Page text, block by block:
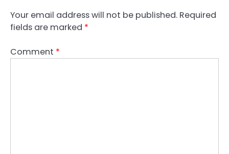
Your email address will not be published. Required
fields are marked *
Comment *